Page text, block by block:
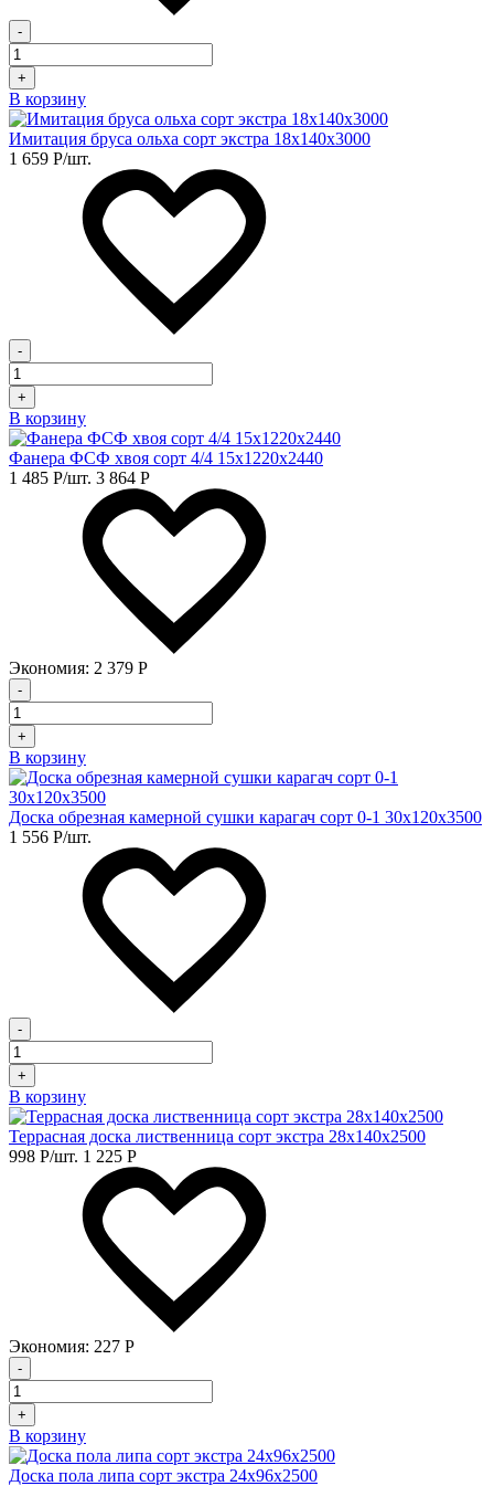
-
+
В корзину
Имитация бруса ольха сорт экстра 18х140х3000
1 659 Р/шт.
-
+
В корзину
Фанера ФСФ хвоя сорт 4/4 15х1220х2440
1 485 Р/шт. 3 864 Р
Экономия: 2 379 Р
-
+
В корзину
Доска обрезная камерной сушки карагач сорт 0-1 30х120х3500
1 556 Р/шт.
-
+
В корзину
Террасная доска лиственница сорт экстра 28х140х2500
998 Р/шт. 1 225 Р
Экономия: 227 Р
-
+
В корзину
Доска пола липа сорт экстра 24х96х2500